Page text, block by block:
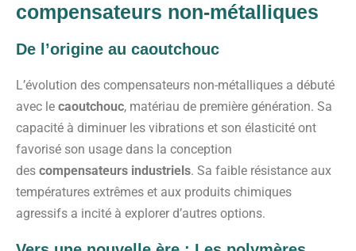
compensateurs non-métalliques
De l’origine au caoutchouc
L’évolution des compensateurs non-métalliques a débuté
avec le caoutchouc, matériau de première génération. Sa
capacité à diminuer les vibrations et son élasticité ont
favorisé son usage dans la conception
des compensateurs industriels. Sa faible résistance aux
températures extrêmes et aux produits chimiques
agressifs a incité à explorer d’autres options.